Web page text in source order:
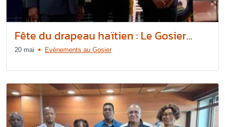
Fête du drapeau haïtien : Le Gosier...
20 mai Evénements au Gosier